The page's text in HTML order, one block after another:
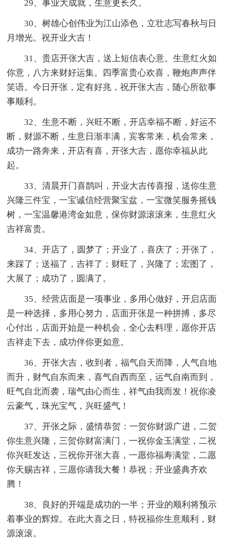
29、事业大成就，生意更长久。
30、树雄心创伟业为江山添色，立壮志写春秋与日
月增光。祝开业大吉！
31、贵店开张大吉，送上短信表心意。生意红火如
你意，八方来财好运集。四季富贵心欢喜，鞭炮声声伴
笑语。今日开张，定有好兆，祝开张大吉，随心所欲事
事顺利。
32、生意不断，兴旺不断，开店幸福不断，好运不
断，财源不断，生意日渐丰满，宾客常来，机会常来，
成功一路奔来，开店有喜，开张大吉，愿你幸福从此
起。
33、清晨开门喜鹊叫，开业大吉传喜报，送你生意
兴隆三件宝，一宝诚信经营聚宝盆，一宝微笑服务摇钱
树，一宝温馨港湾金如意，保你财源滚滚来，生意红火
吉祥富贵。
34、开店了，圆梦了；开业了，喜庆了；开张了，
来踩了；送福了，吉祥了；财旺了，兴隆了；宏图了，
大展了；成功了，圆满了。
35、经营店面是一项事业，多用心做好，开启店面
是一种选择，多用心努力，店面开张是一种拼搏，多尽
心付出，店面开始是一种机会，全心去料理，愿你开店
吉祥走下去，成功伴你更如意。
36、开张大吉，收到者，福气自天而降，人气自地
而升，财气自东而来，喜气自西而至，运气自南而到，
旺气自北而袭，瑞气由心而生，祥气由我而发！祝你凌
云豪气，珠光宝气，兴旺盛气！
37、开张之际，盛情恭贺：一贺你财源广进，二贺
你生意兴隆，三贺你财富满门，一祝你金玉满堂，二祝
你兴旺发达，三祝你开张大喜，一愿你福寿满堂，二愿
你天赐吉祥，三愿你请我大餐！恭祝：开业盛典齐欢
腾！
38、良好的开端是成功的一半；开业的顺利将预示
着事业的辉煌。在此大喜之日，特祝福你生意顺利，财
源滚滚。